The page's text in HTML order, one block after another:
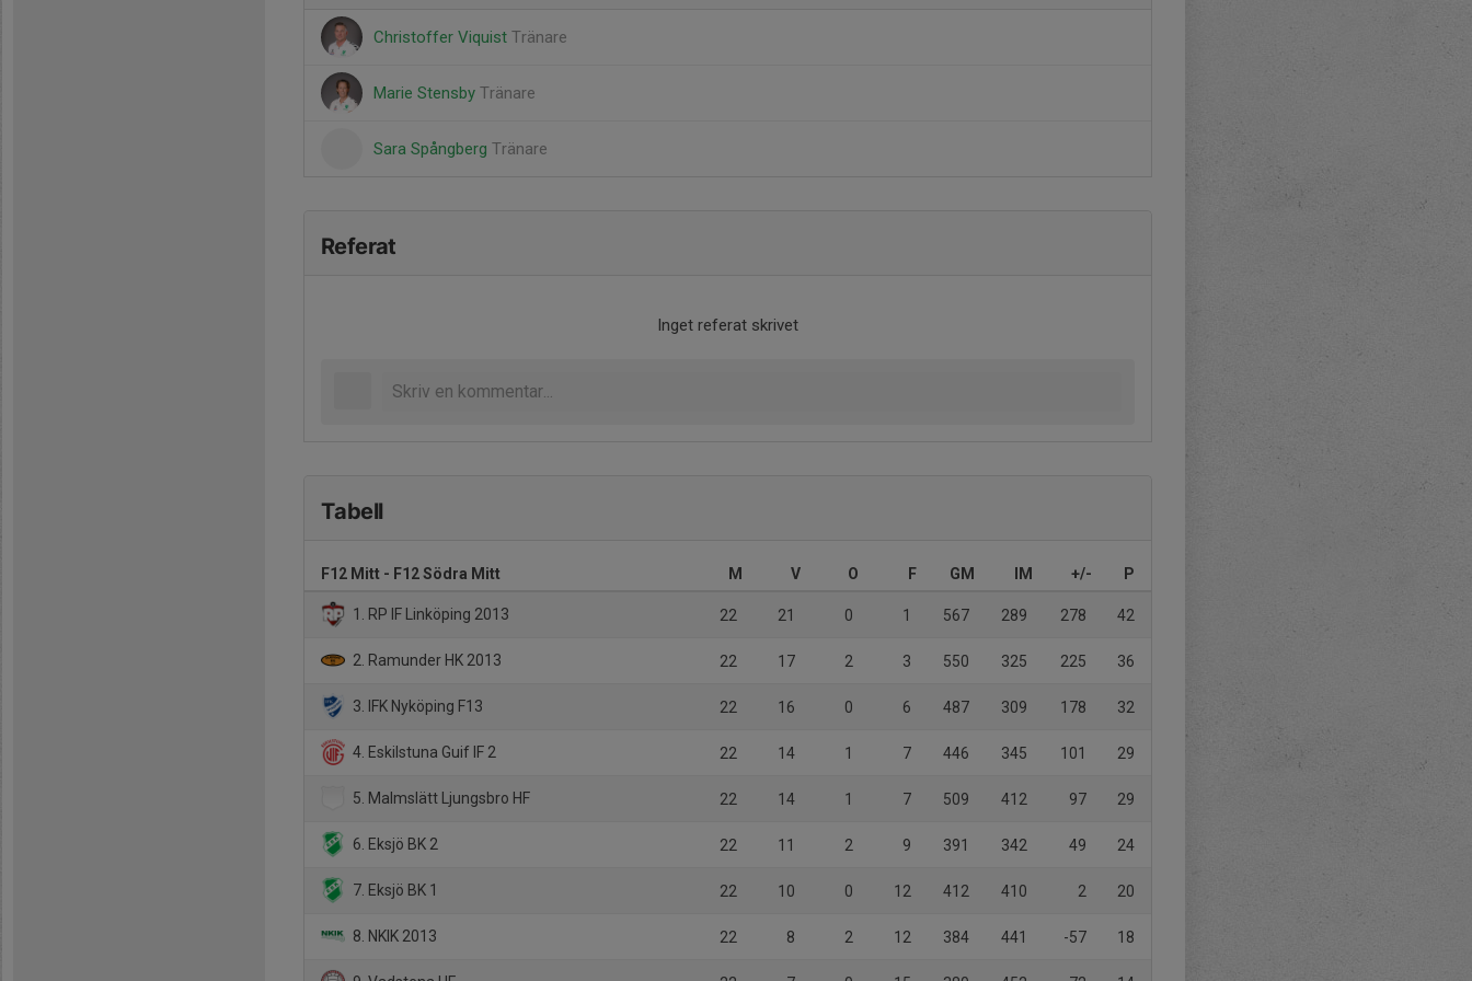
Christoffer Viquist Tränare
Marie Stensby Tränare
Sara Spångberg Tränare
Referat
Inget referat skrivet
Tabell
F12 Mitt - F12 Södra Mitt M V O F GM IM +/- P
1. RP IF Linköping 2013 22 21 0 1 567 289 278 42
2. Ramunder HK 2013 22 17 2 3 550 325 225 36
3. IFK Nyköping F13 22 16 0 6 487 309 178 32
4. Eskilstuna Guif IF 2 22 14 1 7 446 345 101 29
5. Malmslätt Ljungsbro HF 22 14 1 7 509 412 97 29
6. Eksjö BK 2 22 11 2 9 391 342 49 24
7. Eksjö BK 1 22 10 0 12 412 410 2 20
8. NKIK 2013 22 8 2 12 384 441 -57 18